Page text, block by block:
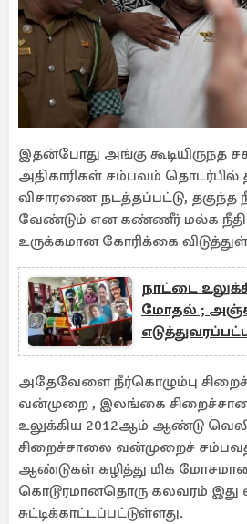
இதன்போது அங்கு கூடியிருந்த
அதிகாரிகள் சம்பவம் தொடர்பில்
விசாரணை நடத்தப்பட்டு, தகுந்த
வேண்டும் என கண்ணீர் மல்க நீதி
உருக்கமான கோரிக்கை
நாட்டை
மோதல் ;
உடலங்கள்
அதேவேளை நீர்கொழும்பு
வன்முறை , இலங்கை
உலுக்கிய 2012ஆம் ஆண்டு
சிறைச்சாலை வன்முறைச்
ஆண்டுகள் கழித்து மிக
கொடூரமானதொரு கலவரம் இது
சுட்டிக்காட்டப்பட்டுள்ளது.